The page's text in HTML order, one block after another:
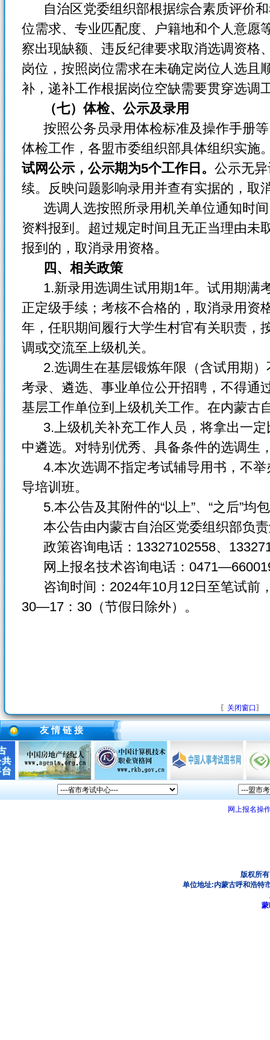
自治区党委组织部根据综合素质评价和
位需求、专业匹配度、户籍地和个人意愿
察出现缺额、违反纪律要求取消选调资格
岗位，按照岗位需求在未确定岗位人选且
补，递补工作根据岗位空缺需要贯穿选调
（七）体检、公示及录用
按照公务员录用体检标准及操作手册等
体检工作，各盟市委组织部具体组织实施
试网公示，公示期为5个工作日。 公示无
续。反映问题影响录用并查有实据的，取
选调人选按照所录用机关单位通知时间
资料报到。超过规定时间且无正当理由未
报到的，取消录用资格。
四、相关政策
1.新录用选调生试用期1年。试用期满
正定级手续；考核不合格的，取消录用资
年，任职期间履行大学生村官有关职责，
调或交流至上级机关。
2.选调生在基层锻炼年限（含试用期）
考录、遴选、事业单位公开招聘，不得通
基层工作单位到上级机关工作。在内蒙古
3.上级机关补充工作人员，将拿出一定
中遴选。对特别优秀、具备条件的选调生
4.本次选调不指定考试辅导用书，不举
导培训班。
5.本公告及其附件的“以上”、“之后”均
本公告由内蒙古自治区党委组织部负
政策咨询电话：13327102558、
网上报名技术咨询电话：
咨询时间：2024年10月12日至笔试前
30—17：30（节假日除外）。
〖 关闭窗口 〗
友 情 链 接
网上报名操
版权所
单位地址:内蒙古呼和浩特